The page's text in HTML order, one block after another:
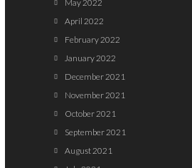
May 2022
April 2022
February 2022
January 2022
December 2021
November 2021
October 2021
September 2021
August 2021